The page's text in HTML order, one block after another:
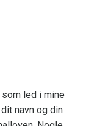
led i mine
navn og din